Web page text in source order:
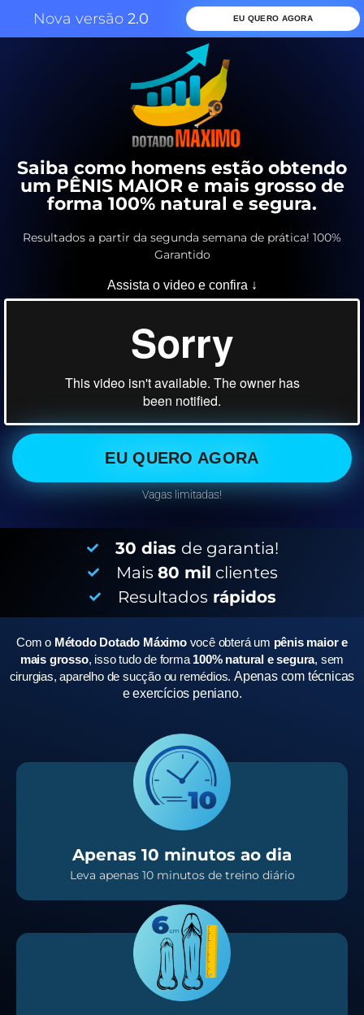
Nova versão 2.0 EU QUERO AGORA
Saiba como homens estão obtendo
um PÊNIS MAIOR e mais grosso de
forma 100% natural e segura.
Resultados a partir da segunda semana de prática! 100%
Garantido
Assista o video e confira ↓
EU QUERO AGORA
Vagas limitadas!
30 dias de garantia!
Mais 80 mil clientes
Resultados rápidos
Com o Método Dotado Máximo você obterá um pênis maior e
mais grosso, isso tudo de forma 100% natural e segura, sem
cirurgias, aparelho de sucção ou remédios.Apenas com técnicas
e exercícios peniano.
Apenas 10 minutos ao dia
Leva apenas 10 minutos de treino diário